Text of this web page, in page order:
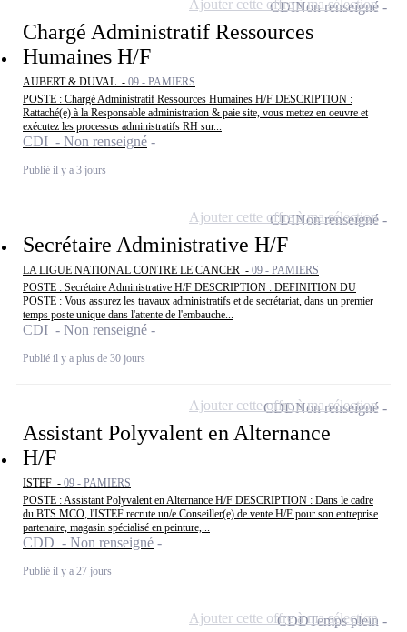
Chargé Administratif Ressources
Humaines H/F
AUBERT & DUVAL - 09 - PAMIERS
POSTE : Chargé Administratif Ressources Humaines H/F DESCRIPTION :
Rattaché(e) à la Responsable administration & paie site, vous mettez en oeuvre et
exécutez les processus administratifs RH sur...
CDI - Non renseigné
Publié il y a 3 jours
CDINon renseigné
Ajouter cette offre à ma sélection
Secrétaire Administrative H/F
LA LIGUE NATIONAL CONTRE LE CANCER - 09 - PAMIERS
POSTE : Secrétaire Administrative H/F DESCRIPTION : DEFINITION DU
POSTE : Vous assurez les travaux administratifs et de secrétariat, dans un premier
temps poste unique dans l'attente de l'embauche...
CDI - Non renseigné
Publié il y a plus de 30 jours
CDINon renseigné
Ajouter cette offre à ma sélection
Assistant Polyvalent en Alternance
H/F
ISTEF - 09 - PAMIERS
POSTE : Assistant Polyvalent en Alternance H/F DESCRIPTION : Dans le cadre
du BTS MCO, l'ISTEF recrute un/e Conseiller(e) de vente H/F pour son entreprise
partenaire, magasin spécialisé en peinture,...
CDD - Non renseigné
Publié il y a 27 jours
CDDNon renseigné
Ajouter cette offre à ma sélection
CDDTemps plein
Ajouter cette offre à ma sélection